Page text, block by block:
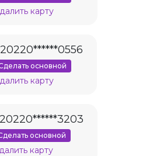
карту
основной
карту
основной
карту